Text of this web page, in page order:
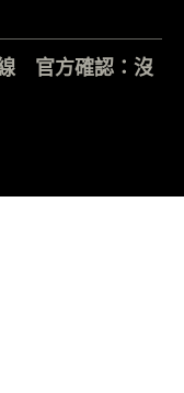
官方確認：沒